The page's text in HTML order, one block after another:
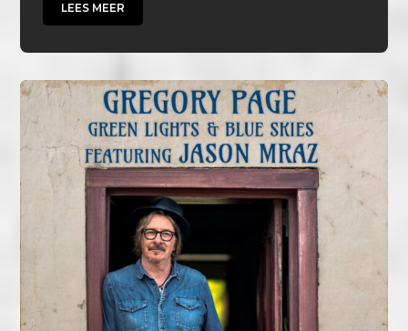
LEES MEER